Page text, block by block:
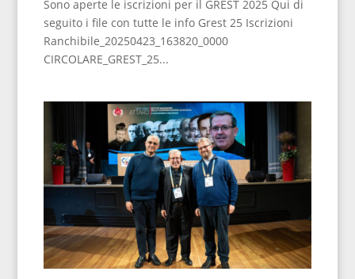
Sono aperte le iscrizioni per il GREST 2025 Qui di
seguito i file con tutte le info Grest 25 Iscrizioni
Ranchibile_20250423_163820_0000
CIRCOLARE_GREST_25...